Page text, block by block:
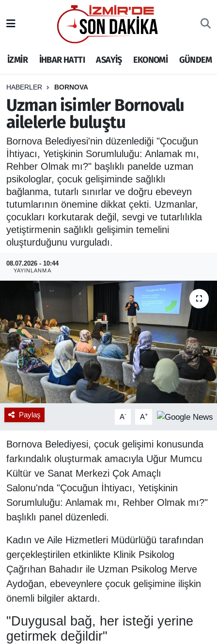
İZMİR İHBAR HATTI ASAYİŞ EKONOMİ GÜNDEM
HABERLER BORNOVA
Uzman isimler Bornovalı
ailelerle buluştu
Bornova Belediyesi'nin düzenlediği "Çocuğun
İhtiyacı, Yetişkinin Sorumluluğu: Anlamak mı,
Rehber Olmak mı?" başlıklı panelde uzman
psikologlar, çocuk gelişiminde sağlıklı
bağlanma, tutarlı sınırlar ve doğru ebeveyn
tutumlarının önemine dikkat çekti. Uzmanlar,
çocukları korkutarak değil, sevgi ve tutarlılıkla
yetiştirmenin sağlıklı gelişimin temelini
oluşturduğunu vurguladı.
08.07.2026 - 10:44
YAYINLANMA
Paylaş A- A+
Bornova Belediyesi, çocuk gelişimi konusunda
farkındalık oluşturmak amacıyla Uğur Mumcu
Kültür ve Sanat Merkezi Çok Amaçlı
Salonu'nda "Çocuğun İhtiyacı, Yetişkinin
Sorumluluğu: Anlamak mı, Rehber Olmak mı?"
başlıklı panel düzenledi.
Kadın ve Aile Hizmetleri Müdürlüğü tarafından
gerçekleştirilen etkinlikte Klinik Psikolog
Çağrıhan Bahadır ile Uzman Psikolog Merve
Aydoğan, ebeveynlere çocuk gelişimine ilişkin
önemli bilgiler aktardı.
"Duygusal bağ, her isteği yerine
getirmek değildir"
İHBAR HATTI
DEPREM
GENEL
EKONOMİ
SİYASET
SPOR
ASAYİŞ
RESMİ REKLAM
İzmir Nöbetçi Eczaneler
İzmir Hava Durumu
İzmir Namaz Vakitleri
İzmir Trafik Yoğunluk Haritası
Puan Durumu ve Fikstür
Tüm Manşetler
Son Dakika Haberleri
Haber Arşivi